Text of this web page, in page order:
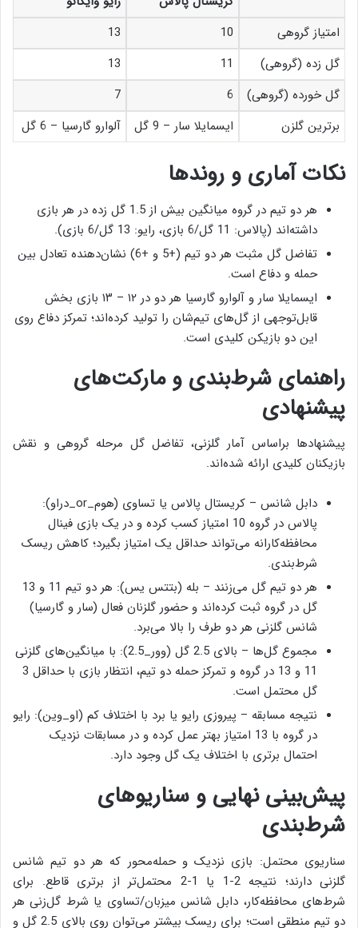
امتیاز گروهی
10
13
گل زده (گروهی)
11
13
گل خورده (گروهی)
6
7
برترین گلزن
ایسمایلا سار – 9 گل آلوارو گارسیا – 6 گل
نکات آماری و روندها
هر دو تیم در گروه میانگین بیش از 1.5 گل زده در هر بازی
داشته‌اند (پالاس: 11 گل/6 بازی، رایو: 13 گل/6 بازی).
تفاضل گل مثبت هر دو تیم (+5 و +6) نشان‌دهنده تعادل بین
حمله و دفاع است.
ایسمایلا سار و آلوارو گارسیا هر دو در ۱۲ – ۱۳ بازی بخش
قابل‌توجهی از گل‌های تیم‌شان را تولید کرده‌اند؛ تمرکز دفاع روی
این دو بازیکن کلیدی است.
راهنمای شرط‌بندی و مارکت‌های
پیشنهادی
پیشنهادها براساس آمار گلزنی، تفاضل گل مرحله گروهی و نقش
بازیکنان کلیدی ارائه شده‌اند.
دابل شانس – کریستال پالاس یا تساوی (هوم_or_دراو):
پالاس در گروه 10 امتیاز کسب کرده و در یک بازی فینال
محافظه‌کارانه می‌تواند حداقل یک امتیاز بگیرد؛ کاهش ریسک
شرط‌بندی.
هر دو تیم گل می‌زنند – بله (بتتس یس): هر دو تیم 11 و 13
گل در گروه ثبت کرده‌اند و حضور گلزنان فعال (سار و گارسیا)
شانس گلزنی هر دو طرف را بالا می‌برد.
مجموع گل‌ها – بالای 2.5 گل (وور_2.5): با میانگین‌های گلزنی
11 و 13 در گروه و تمرکز حمله دو تیم، انتظار بازی با حداقل 3
گل محتمل است.
نتیجه مسابقه – پیروزی رایو یا برد با اختلاف کم (او_وین): رایو
در گروه با 13 امتیاز بهتر عمل کرده و در مسابقات نزدیک
احتمال برتری با اختلاف یک گل وجود دارد.
پیش‌بینی نهایی و سناریوهای
شرط‌بندی
سناریوی محتمل: بازی نزدیک و حمله‌محور که هر دو تیم شانس
گلزنی دارند؛ نتیجه 2-1 یا 1-2 محتمل‌تر از برتری قاطع. برای
شرط‌های محافظه‌کار، دابل شانس میزبان/تساوی یا شرط گل‌زنی هر
دو تیم منطقی است؛ برای ریسک بیشتر می‌توان روی بالای 2.5 گل و